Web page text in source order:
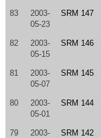
83
2003-
05-23
SRM 147
82
2003-
05-15
SRM 146
81
2003-
05-07
SRM 145
80
2003-
05-01
SRM 144
79
2003-
SRM 142